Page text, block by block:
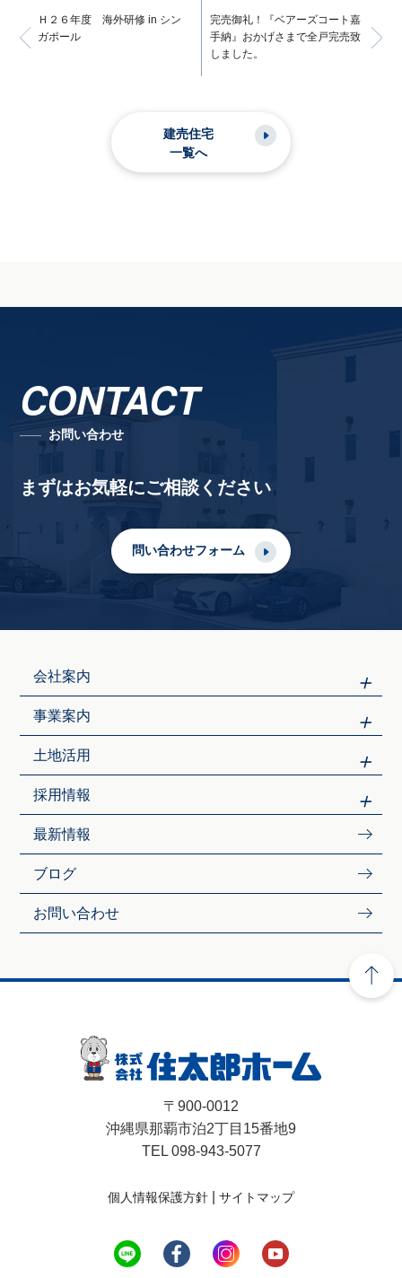
Ｈ２６年度 海外研修 in シン
ガポール
完売御礼！『ベアーズコート嘉
手納』おかげさまで全戸完売致
しました。
建売住宅
一覧へ
CONTACT
お問い合わせ
まずはお気軽にご相談ください
問い合わせフォーム
会社案内
事業案内
土地活用
採用情報
最新情報
ブログ
お問い合わせ
〒900-0012
沖縄県那覇市泊2丁目15番地9
TEL 098-943-5077
個人情報保護方針 サイトマップ